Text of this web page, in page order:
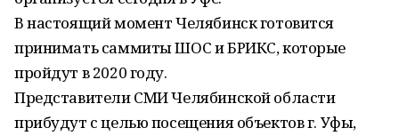
В настоящий момент Челябинск готовится
принимать саммиты ШОС и БРИКС, которые
пройдут в 2020 году.
Представители СМИ Челябинской области
прибудут с целью посещения объектов г. Уфы,